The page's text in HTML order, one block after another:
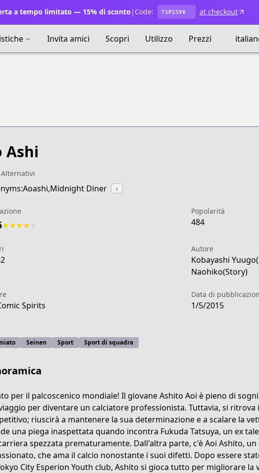
a tempo limitato — 15% di sconto | Code: T1P15VV at checkout
Invita amici Scopri Utilizzo Prezzi
4db0-b448-d9afa3d698f1
B093M9P3ZP
Ashi
Diner ↓
★★★★
Popolarità
484
Autore
Kobayashi
Naohiko(Story)
Spirits
Data di
1/5/2015
Seinen Sport Sport di squadra
per il palcoscenico mondiale! Il giovane Ashito Aoi è pieno di
per diventare un calciatore professionista. Tuttavia, si
riuscirà a mantenere la sua determinazione e a scalare la
una piega inaspettata quando incontra Fukuda Tatsuya, un ex
spezzata prematuramente. Dall'altra parte, c'è Aoi Ashito,
che ama il calcio nonostante i suoi difetti. Dopo essere
City Esperion Youth club, Ashito si gioca tutto per migliorare la